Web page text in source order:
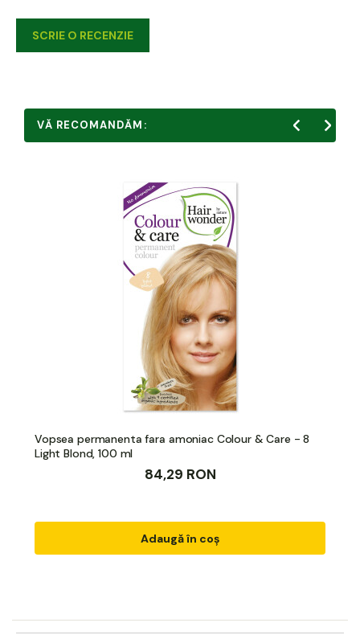
SCRIE O RECENZIE
VĂ RECOMANDĂM:
Vopsea permanenta fara amoniac Colour & Care - 8
Light Blond, 100 ml
84,29 RON
Adaugă în coș